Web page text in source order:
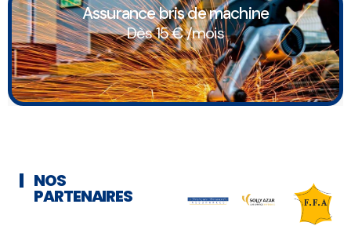
Assurance bris de machine
Dès 15 € /mois
NOS
PARTENAIRES